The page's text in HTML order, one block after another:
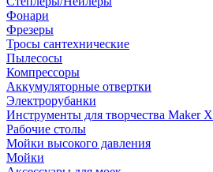
Фонари
Фрезеры
Тросы сантехнические
Пылесосы
Компрессоры
Аккумуляторные отвертки
Электрорубанки
Инструменты для творчества Maker X
Рабочие столы
Мойки высокого давления
Мойки